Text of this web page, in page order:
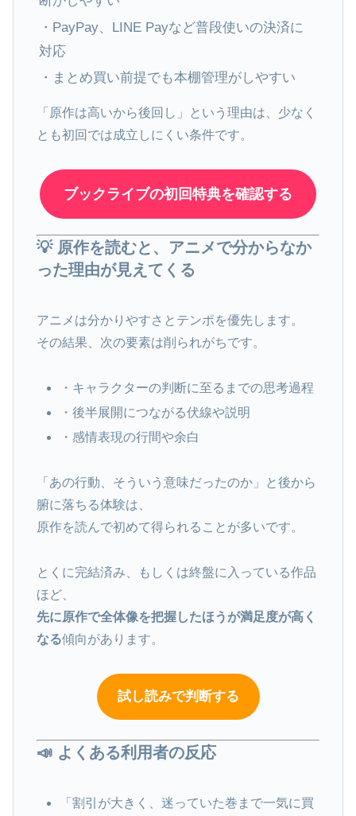
・PayPay、LINE Payなど普段使いの決済に
対応
・まとめ買い前提でも本棚管理がしやすい
「原作は高いから後回し」という理由は、少なく
とも初回では成立しにくい条件です。
ブックライブの初回特典を確認する
💡 原作を読むと、アニメで分からなか
った理由が見えてくる
アニメは分かりやすさとテンポを優先します。
その結果、次の要素は削られがちです。
・キャラクターの判断に至るまでの思考過程
・後半展開につながる伏線や説明
・感情表現の行間や余白
「あの行動、そういう意味だったのか」と後から
腑に落ちる体験は、
原作を読んで初めて得られることが多いです。
とくに完結済み、もしくは終盤に入っている作品
ほど、
先に原作で全体像を把握したほうが満足度が高く
なる傾向があります。
試し読みで判断する
📣 よくある利用者の反応
「割引が大きく、迷っていた巻まで一気に買